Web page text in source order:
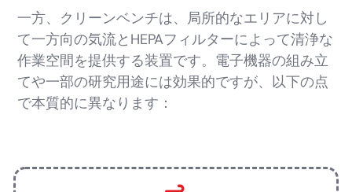
一方、クリーンベンチは、局所的なエリアに対し
て一方向の気流とHEPAフィルターによって清浄な
作業空間を提供する装置です。電子機器の組み立
てや一部の研究用途には効果的ですが、以下の点
で本質的に異なります：